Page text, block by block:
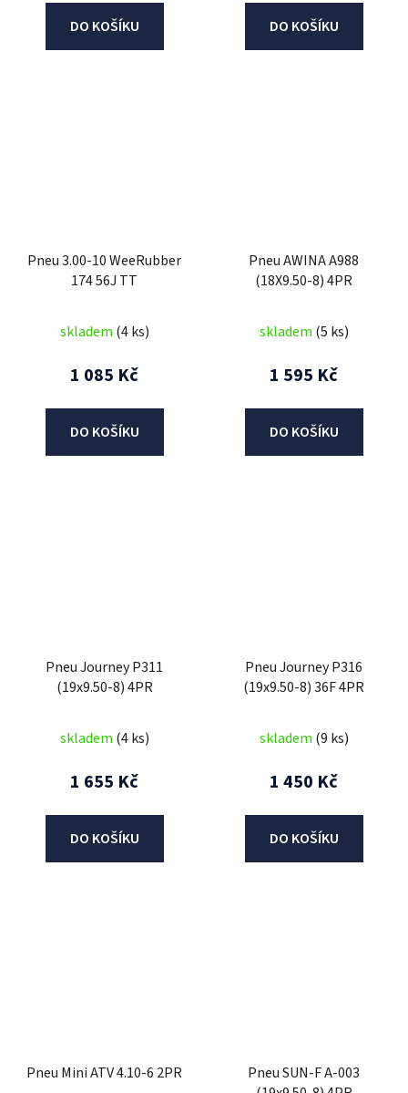
DO KOŠÍKU DO KOŠÍKU
Pneu 3.00-10 WeeRubber
174 56J TT
skladem (4 ks)
1 085 Kč
DO KOŠÍKU
Pneu AWINA A988
(18X9.50-8) 4PR
skladem (5 ks)
1 595 Kč
DO KOŠÍKU
Pneu Journey P311
(19x9.50-8) 4PR
skladem (4 ks)
1 655 Kč
DO KOŠÍKU
Pneu Journey P316
(19x9.50-8) 36F 4PR
skladem (9 ks)
1 450 Kč
DO KOŠÍKU
Pneu Mini ATV 4.10-6 2PR
Pneu SUN-F A-003